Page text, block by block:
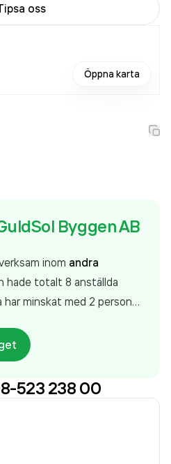
oss
Öppna karta
Byggen AB
inom andra
hade totalt 8 anställda
minskat med 2 personer
aktiebolag som varit aktivt
AB
räkenskapsåret (2024).
523 238 00